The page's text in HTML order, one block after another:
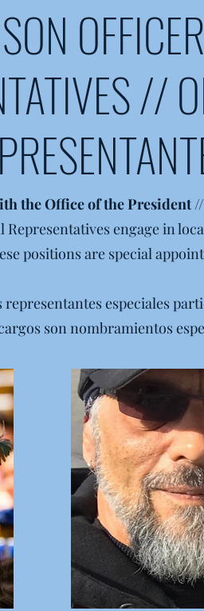
//
the Office of the President
engage in
positions are special
representantes especiales
son nombramientos